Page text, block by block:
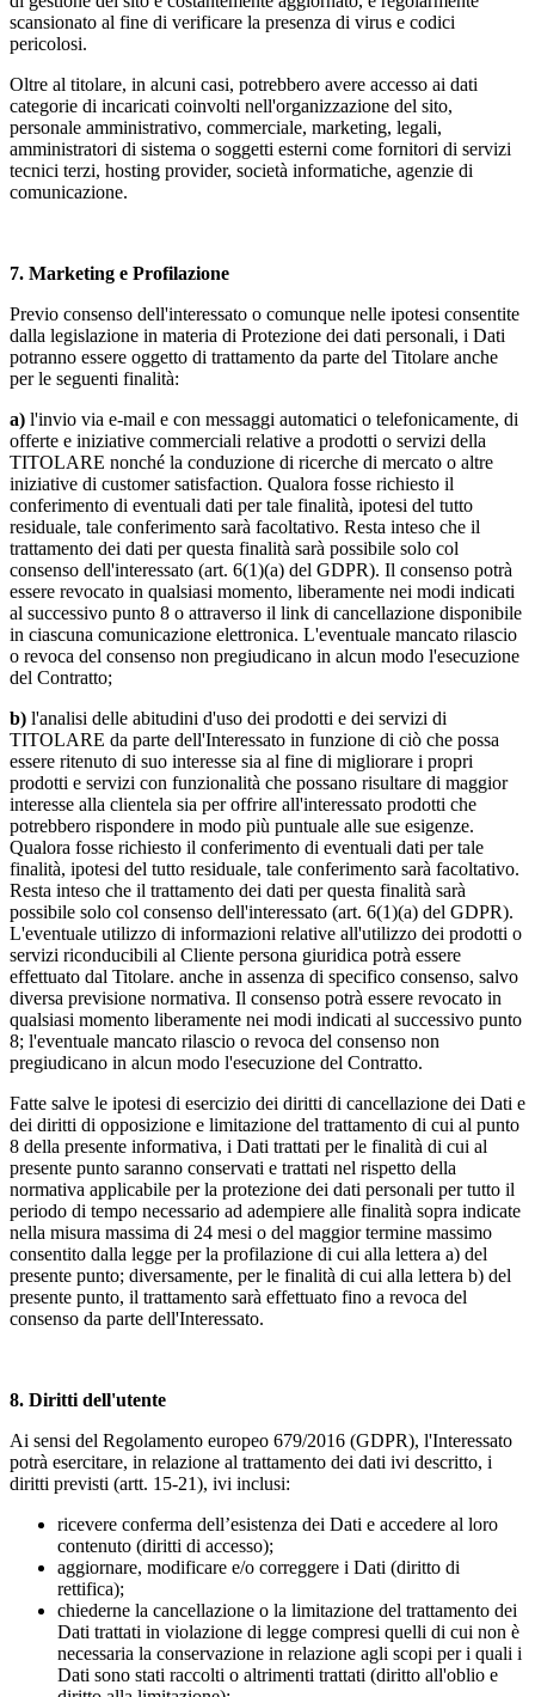
scansionato al fine di verificare la presenza di virus e codici
pericolosi.
Oltre al titolare, in alcuni casi, potrebbero avere accesso ai dati
categorie di incaricati coinvolti nell'organizzazione del sito,
personale amministrativo, commerciale, marketing, legali,
amministratori di sistema o soggetti esterni come fornitori di servizi
tecnici terzi, hosting provider, società informatiche, agenzie di
comunicazione.
7. Marketing e Profilazione
Previo consenso dell'interessato o comunque nelle ipotesi consentite
dalla legislazione in materia di Protezione dei dati personali, i Dati
potranno essere oggetto di trattamento da parte del Titolare anche
per le seguenti finalità:
a) l'invio via e-mail e con messaggi automatici o telefonicamente, di
offerte e iniziative commerciali relative a prodotti o servizi della
TITOLARE nonché la conduzione di ricerche di mercato o altre
iniziative di customer satisfaction. Qualora fosse richiesto il
conferimento di eventuali dati per tale finalità, ipotesi del tutto
residuale, tale conferimento sarà facoltativo. Resta inteso che il
trattamento dei dati per questa finalità sarà possibile solo col
consenso dell'interessato (art. 6(1)(a) del GDPR). Il consenso potrà
essere revocato in qualsiasi momento, liberamente nei modi indicati
al successivo punto 8 o attraverso il link di cancellazione disponibile
in ciascuna comunicazione elettronica. L'eventuale mancato rilascio
o revoca del consenso non pregiudicano in alcun modo l'esecuzione
del Contratto;
b) l'analisi delle abitudini d'uso dei prodotti e dei servizi di
TITOLARE da parte dell'Interessato in funzione di ciò che possa
essere ritenuto di suo interesse sia al fine di migliorare i propri
prodotti e servizi con funzionalità che possano risultare di maggior
interesse alla clientela sia per offrire all'interessato prodotti che
potrebbero rispondere in modo più puntuale alle sue esigenze.
Qualora fosse richiesto il conferimento di eventuali dati per tale
finalità, ipotesi del tutto residuale, tale conferimento sarà facoltativo.
Resta inteso che il trattamento dei dati per questa finalità sarà
possibile solo col consenso dell'interessato (art. 6(1)(a) del GDPR).
L'eventuale utilizzo di informazioni relative all'utilizzo dei prodotti o
servizi riconducibili al Cliente persona giuridica potrà essere
effettuato dal Titolare. anche in assenza di specifico consenso, salvo
diversa previsione normativa. Il consenso potrà essere revocato in
qualsiasi momento liberamente nei modi indicati al successivo punto
8; l'eventuale mancato rilascio o revoca del consenso non
pregiudicano in alcun modo l'esecuzione del Contratto.
Fatte salve le ipotesi di esercizio dei diritti di cancellazione dei Dati e
dei diritti di opposizione e limitazione del trattamento di cui al punto
8 della presente informativa, i Dati trattati per le finalità di cui al
presente punto saranno conservati e trattati nel rispetto della
normativa applicabile per la protezione dei dati personali per tutto il
periodo di tempo necessario ad adempiere alle finalità sopra indicate
nella misura massima di 24 mesi o del maggior termine massimo
consentito dalla legge per la profilazione di cui alla lettera a) del
presente punto; diversamente, per le finalità di cui alla lettera b) del
presente punto, il trattamento sarà effettuato fino a revoca del
consenso da parte dell'Interessato.
8. Diritti dell'utente
Ai sensi del Regolamento europeo 679/2016 (GDPR), l'Interessato
potrà esercitare, in relazione al trattamento dei dati ivi descritto, i
diritti previsti (artt. 15-21), ivi inclusi:
ricevere conferma dell’esistenza dei Dati e accedere al loro
contenuto (diritti di accesso);
aggiornare, modificare e/o correggere i Dati (diritto di
rettifica);
chiederne la cancellazione o la limitazione del trattamento dei
Dati trattati in violazione di legge compresi quelli di cui non è
necessaria la conservazione in relazione agli scopi per i quali i
Dati sono stati raccolti o altrimenti trattati (diritto all'oblio e